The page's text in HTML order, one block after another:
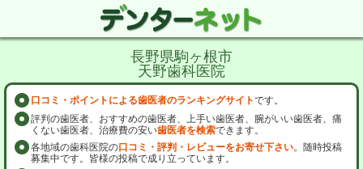
長野県駒ヶ根市
天野歯科医院
口コミ・ポイントによる歯医者のランキングサイトです。
評判の歯医者、おすすめの歯医者、上手い歯医者、腕がいい歯医者、痛
くない歯医者、治療費の安い歯医者を検索できます。
各地域の歯科医院の口コミ・評判・レビューをお寄せ下さい。随時投稿
募集中です。皆様の投稿で成り立っています。